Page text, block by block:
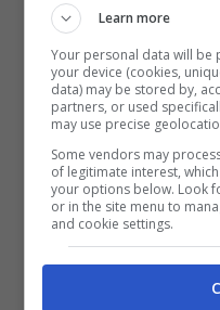
Bollettino coronavirus
Calano i contagi
giorno
1.501, mentre
nuovi positivi, ma
tamponati in
Learn more
Your personal data will
your device (cookies,
data) may be stored by,
partners, or used
may use precise
Some vendors may
of legitimate interest,
your options below. Look
or in the site menu to
and cookie settings.